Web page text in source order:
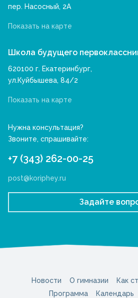
пер. Насосный, 2А
Показать на карте
Школа будущего
620100 г. Екатеринбург,
ул.Куйбышева, 84/2
Показать на карте
Нужна консультация?
Звоните, спрашивайте:
+7 (343) 262-00-25
post@koriphey.ru
Задайте
Новости О гимназии
Как
Программа
Календарь